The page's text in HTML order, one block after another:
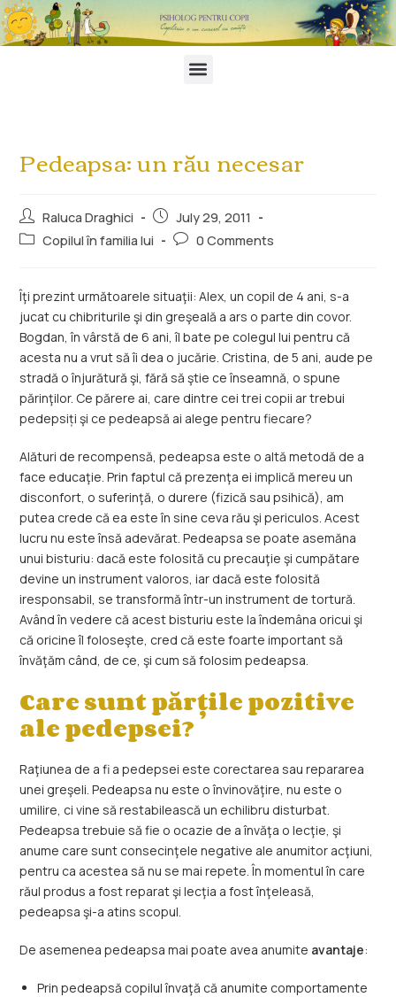
Pedeapsa: un rău necesar
Raluca Draghici
July 29, 2011
Copilul în familia lui
0 Comments
Îţi prezint următoarele situaţii: Alex, un copil de 4 ani, s-a
jucat cu chibriturile şi din greşeală a ars o parte din covor.
Bogdan, în vârstă de 6 ani, îl bate pe colegul lui pentru că
acesta nu a vrut să îi dea o jucărie. Cristina, de 5 ani, aude pe
stradă o înjurătură şi, fără să ştie ce înseamnă, o spune
părinţilor. Ce părere ai, care dintre cei trei copii ar trebui
pedepsiți şi ce pedeapsă ai alege pentru fiecare?
Alături de recompensă, pedeapsa este o altă metodă de a
face educaţie. Prin faptul că prezenţa ei implică mereu un
disconfort, o suferinţă, o durere (fizică sau psihică), am
putea crede că ea este în sine ceva rău şi periculos. Acest
lucru nu este însă adevărat. Pedeapsa se poate asemăna
unui bisturiu: dacă este folosită cu precauţie şi cumpătare
devine un instrument valoros, iar dacă este folosită
iresponsabil, se transformă într-un instrument de tortură.
Având în vedere că acest bisturiu este la îndemâna oricui şi
că oricine îl foloseşte, cred că este foarte important să
învăţăm când, de ce, şi cum să folosim pedeapsa.
Care sunt părțile pozitive
ale pedepsei?
Raţiunea de a fi a pedepsei este corectarea sau repararea
unei greşeli. Pedeapsa nu este o învinovăţire, nu este o
umilire, ci vine să restabilească un echilibru disturbat.
Pedeapsa trebuie să fie o ocazie de a învăţa o lecţie, şi
anume care sunt consecinţele negative ale anumitor acţiuni,
pentru ca acestea să nu se mai repete. În momentul în care
răul produs a fost reparat şi lecţia a fost înţeleasă,
pedeapsa şi-a atins scopul.
De asemenea pedeapsa mai poate avea anumite avantaje:
Prin pedeapsă copilul învaţă că anumite comportamente